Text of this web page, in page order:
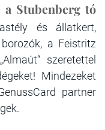
a Stubenberg tó
és állatkert,
a Feistritz
szeretettel
Mindezeket
partner